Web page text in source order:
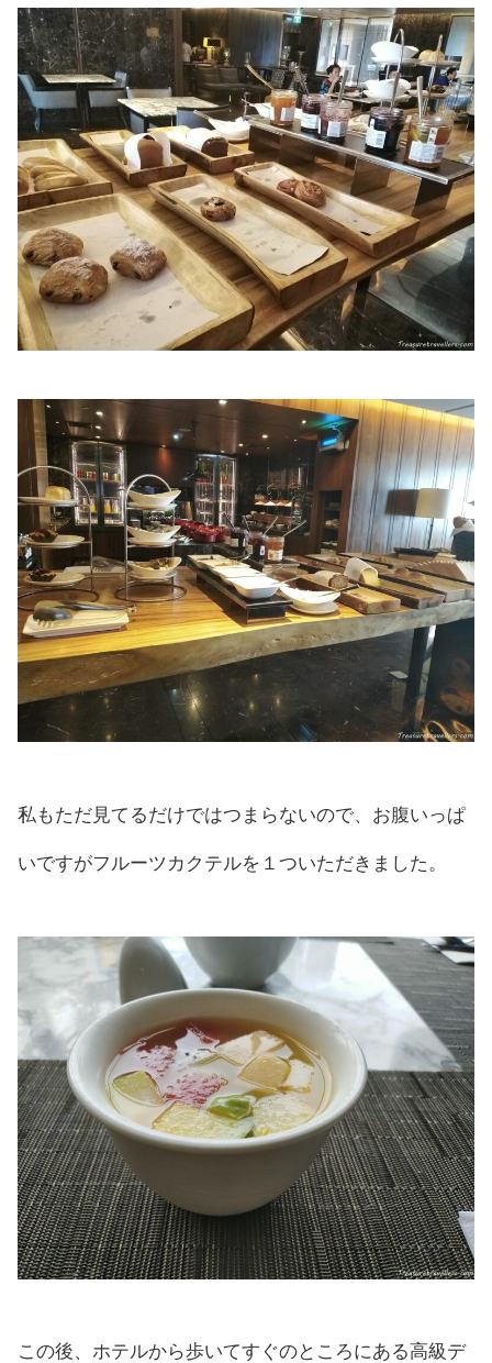
私もただ見てるだけではつまらないので、お腹いっぱ
いですがフルーツカクテルを１ついただきました。
この後、ホテルから歩いてすぐのところにある高級デ